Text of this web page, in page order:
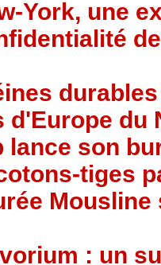
York, une
d'Europe du
lance son
tiges
: un